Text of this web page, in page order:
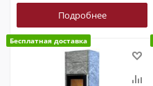
Подробнее
Бесплатная доставка